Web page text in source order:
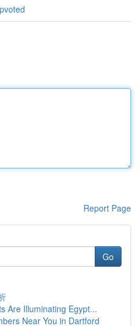
Report Page
Go
Are Illuminating Egypt...
Near You in Dartford